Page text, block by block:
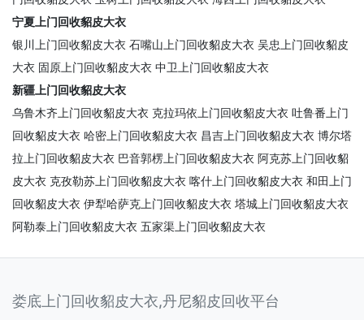
宁夏上门回收貂皮大衣
银川上门回收貂皮大衣 石嘴山上门回收貂皮大衣 吴忠上门回收貂皮
大衣 固原上门回收貂皮大衣 中卫上门回收貂皮大衣
新疆上门回收貂皮大衣
乌鲁木齐上门回收貂皮大衣 克拉玛依上门回收貂皮大衣 吐鲁番上门
回收貂皮大衣 哈密上门回收貂皮大衣 昌吉上门回收貂皮大衣 博尔塔
拉上门回收貂皮大衣 巴音郭楞上门回收貂皮大衣 阿克苏上门回收貂
皮大衣 克孜勒苏上门回收貂皮大衣 喀什上门回收貂皮大衣 和田上门
回收貂皮大衣 伊犁哈萨克上门回收貂皮大衣 塔城上门回收貂皮大衣
阿勒泰上门回收貂皮大衣 五家渠上门回收貂皮大衣
娄底上门回收貂皮大衣,丹尼貂皮回收平台